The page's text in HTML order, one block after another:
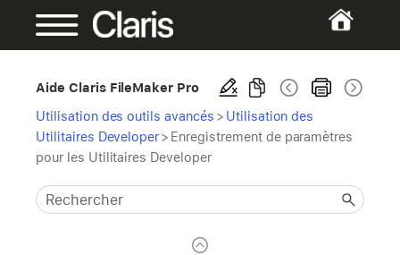
Aide Claris FileMaker Pro
Utilisation des outils avancés > Utilisation des
Utilitaires Developer> Enregistrement de paramètres
pour les Utilitaires Developer